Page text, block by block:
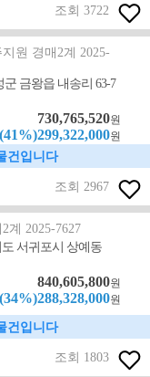
조회 3722
원 경매2계 2025-
금왕읍 내송리 63-7
730,765,520원
(41%)299,322,000원
건입니다
조회 2967
계 2025-7627
서귀포시 상예동
840,605,800원
(34%)288,328,000원
건입니다
조회 1803